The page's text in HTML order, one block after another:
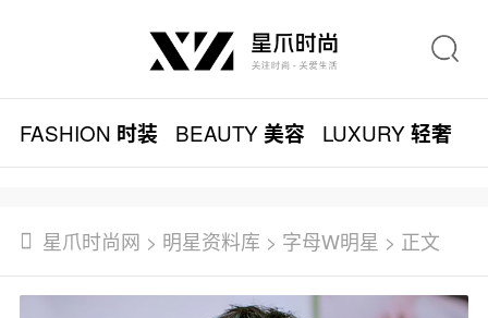
FASHION 时装 BEAUTY美容 LUXURY轻奢
星爪时尚网 > 明星资料库 > 字母W明星 > 正文